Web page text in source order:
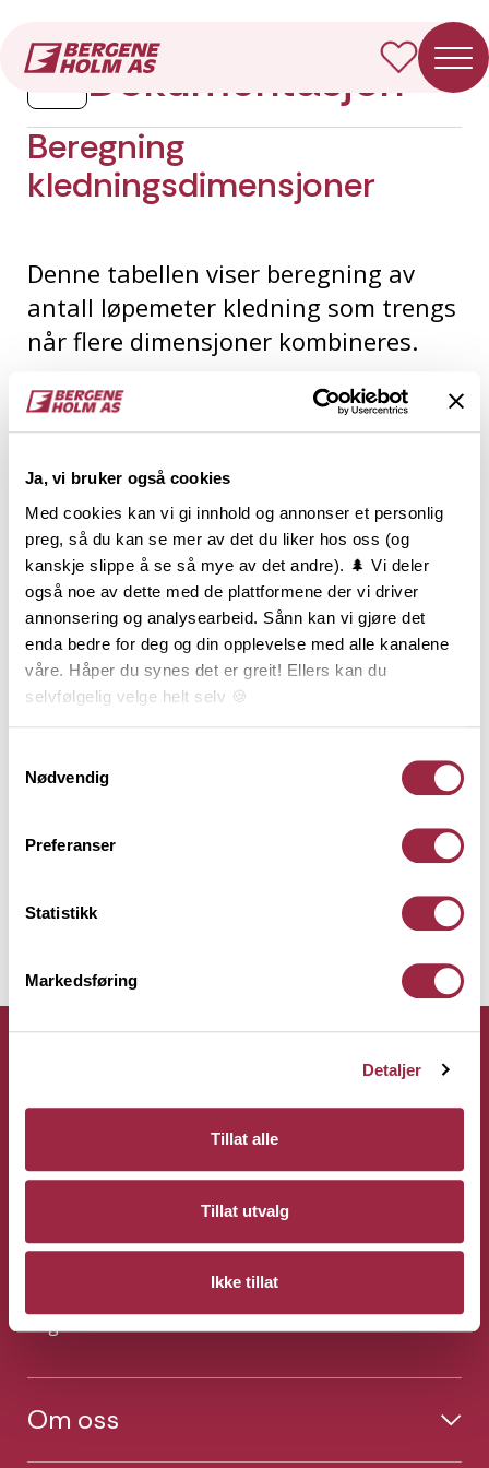
Ja, vi bruker også cookies
Med cookies kan vi gi innhold og annonser et personlig
preg, så du kan se mer av det du liker hos oss (og
kanskje slippe å se så mye av det andre). 🌲 Vi deler
også noe av dette med de plattformene der vi driver
annonsering og analysearbeid. Sånn kan vi gjøre det
enda bedre for deg og din opplevelse med alle kanalene
våre. Håper du synes det er greit! Ellers kan du
selvfølgelig velge helt selv 🍪
Nødvendig
Preferanser
Statistikk
Markedsføring
Detaljer
Tillat alle
Tillat utvalg
Ikke tillat
Beregning kledningsdimensjoner
Dokumentasjon
Beregning
kledningsdimensjoner
Denne tabellen viser beregning av
antall løpemeter kledning som trengs
når flere dimensjoner kombineres.
Beregningstabell
Denne tabellen passer kledningsprofiler med over-
og underligger.
Ordre:ordre@bergeneholm.no
post@bergeneholm.no
Org: NO 812 750 062
Om oss